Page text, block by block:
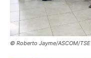
© Roberto Jayme/ASCOM/TSE